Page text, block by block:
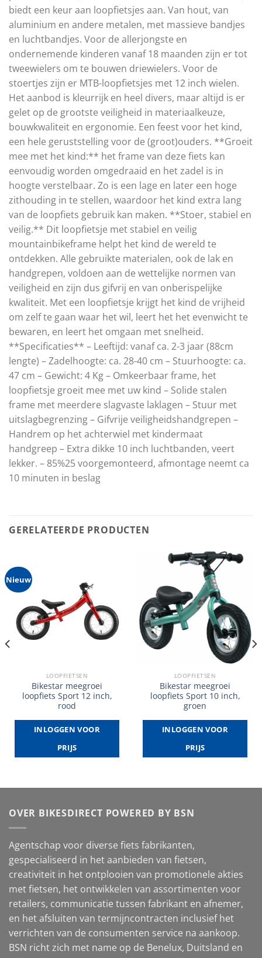
biedt een keur aan loopfietsjes aan. Van hout, van
aluminium en andere metalen, met massieve bandjes
en luchtbandjes. Voor de allerjongste en
ondernemende kinderen vanaf 18 maanden zijn er tot
tweewielers om te bouwen driewielers. Voor de
stoertjes zijn er MTB-loopfietsjes met 12 inch wielen.
Het aanbod is kleurrijk en heel divers, maar altijd is er
gelet op de grootste veiligheid in materiaalkeuze,
bouwkwaliteit en ergonomie. Een feest voor het kind,
een hele geruststelling voor de (groot)ouders. **Groeit
mee met het kind:** het frame van deze fiets kan
eenvoudig worden omgedraaid en het zadel is in
hoogte verstelbaar. Zo is een lage en later een hoge
zithouding in te stellen, waardoor het kind extra lang
van de loopfiets gebruik kan maken. **Stoer, stabiel en
veilig.** Dit loopfietsje met stabiel en veilig
mountainbikeframe helpt het kind de wereld te
ontdekken. Alle gebruikte materialen, ook de lak en
handgrepen, voldoen aan de wettelijke normen van
veiligheid en zijn dus gifvrij en van onberispelijke
kwaliteit. Met een loopfietsje krijgt het kind de vrijheid
om zelf te gaan waar het wil, leert het het evenwicht te
bewaren, en leert het omgaan met snelheid.
**Specificaties** – Leeftijd: vanaf ca. 2-3 jaar (88cm
lengte) – Zadelhoogte: ca. 28-40 cm – Stuurhoogte: ca.
47 cm – Gewicht: 4 Kg – Omkeerbaar frame, het
loopfietsje groeit mee met uw kind – Solide stalen
frame met meerdere slagvaste laklagen – Stuur met
uitslagbegrenzing – Gifvrije veiligheidshandgrepen –
Handrem op het achterwiel met kindermaat
handgreep – Extra dikke 10 inch luchtbanden, veert
lekker. – 85%25 voorgemonteerd, afmontage neemt ca
10 minuten in beslag
GERELATEERDE PRODUCTEN
Nieuw
LOOPFIETSEN
Bikestar meegroei
loopfiets Sport 12 inch,
rood
INLOGGEN VOOR
PRIJS
LOOPFIETSEN
Bikestar meegroei
loopfiets Sport 10 inch,
groen
INLOGGEN VOOR
PRIJS
OVER BIKESDIRECT POWERED BY BSN
Agentschap voor diverse fiets fabrikanten,
gespecialiseerd in het aanbieden van fietsen,
creativiteit in het ontplooien van promotionele akties
met fietsen, het ontwikkelen van assortimenten voor
retailers, communicatie tussen fabrikant en afnemer,
en het afsluiten van termijncontracten inclusief het
verrichten van de consumenten service na aankoop.
BSN richt zich met name op de Benelux, Duitsland en